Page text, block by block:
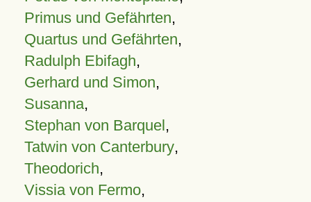
Primus und Gefährten,
Quartus und Gefährten,
Radulph Ebifagh,
Gerhard und Simon,
Susanna,
Stephan von Barquel,
Tatwin von Canterbury,
Theodorich,
Vissia von Fermo,